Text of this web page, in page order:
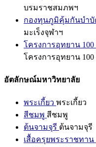
บรมราชสมภพฯ
กองทุนภูมิคุ้มกันบำบั
มะเร็งจุฬาฯ
โครงการอุทยาน
โครงการอุทยาน
อัตลักษณ์มหาวิทยาลัย
พระเกี้ยว พระเกี้ยว
สีชมพู สีชมพู
ต้นจามจุรี ต้นจามจุรี
เสื้อครุยพระราชทาน